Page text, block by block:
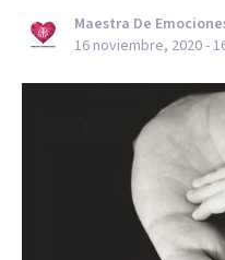
Maestra De
16 noviembre, 2020 -